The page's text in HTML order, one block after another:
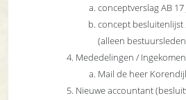
conceptverslag AB
concept besluitenlijst
(alleen
Mededelingen /
Mail de heer
Nieuwe accountant